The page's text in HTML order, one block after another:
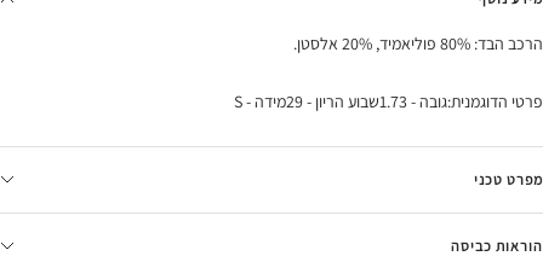
הרכב הבד: 80% פוליאמיד, 20% אלסטן.
פרטי הדוגמנית:גובה - 1.73שבוע הריון - 29מידה - S
מפרט טכני
הוראות כביסה